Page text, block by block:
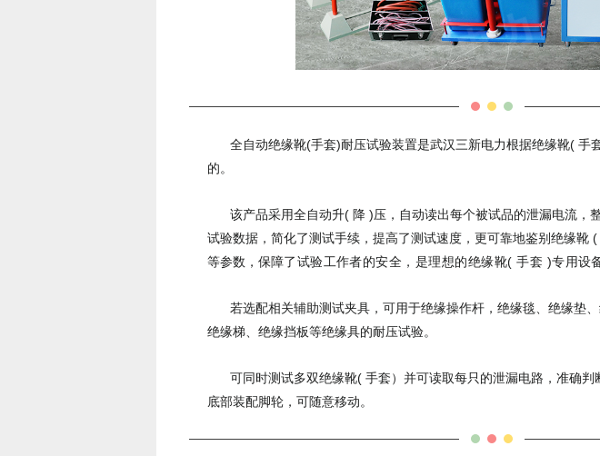
全自动绝缘靴(手套)耐压试验装置是武汉三新电力根据绝缘靴( 手
的。
该产品采用全自动升( 降 )压，自动读出每个被试品的泄漏电流，
试验数据，简化了测试手续，提高了测试速度，更可靠地鉴别绝缘靴
等参数，保障了试验工作者的安全，是理想的绝缘靴( 手套 )专用设备
若选配相关辅助测试夹具，可用于绝缘操作杆，绝缘毯、绝缘垫
绝缘梯、绝缘挡板等绝缘具的耐压试验。
可同时测试多双绝缘靴( 手套）并可读取每只的泄漏电路，准确
底部装配脚轮，可随意移动。